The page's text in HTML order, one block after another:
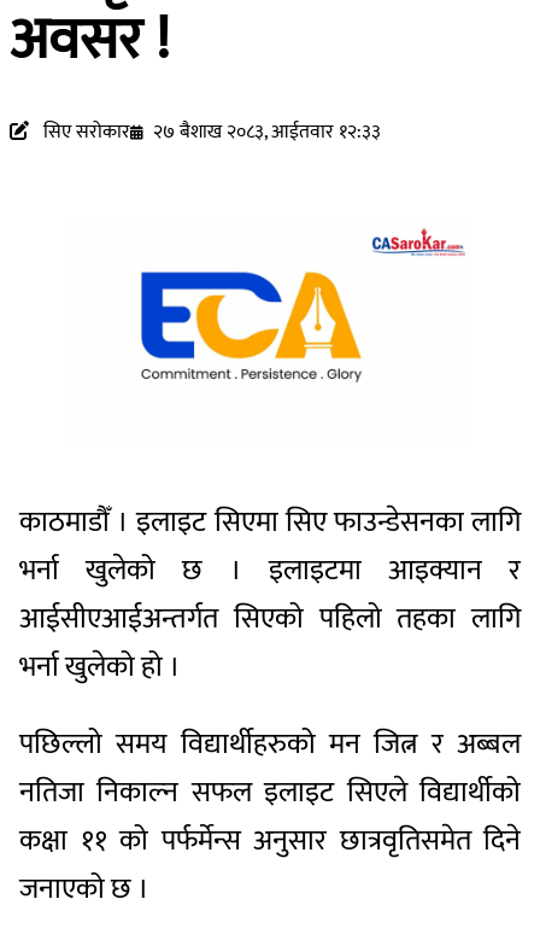
अवसर !
सिए सरोकार २७ बैशाख २०८३, आईतवार १२:३३
काठमाडौँ । इलाइट सिएमा सिए फाउन्डेसनका लागि
भर्ना खुलेको छ । इलाइटमा आइक्यान र
आईसीएआईअन्तर्गत सिएको पहिलो तहका लागि
भर्ना खुलेको हो ।
पछिल्लो समय विद्यार्थीहरुको मन जित्न र अब्बल
नतिजा निकाल्न सफल इलाइट सिएले विद्यार्थीको
कक्षा ११ को पर्फर्मेन्स अनुसार छात्रवृतिसमेत दिने
जनाएको छ ।